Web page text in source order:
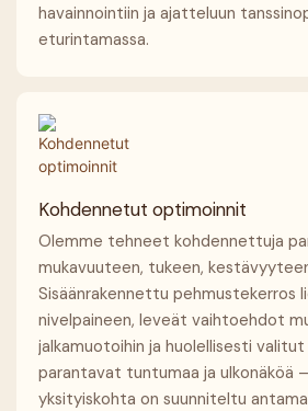
havainnointiin ja ajatteluun
eturintamassa.
Kohdennetut optimoinnit
Olemme tehneet kohdennettuja
mukavuuteen, tukeen,
Sisäänrakennettu pehmustekerros
nivelpaineen, leveät vaihtoehdot
jalkamuotoihin ja huolellisesti
parantavat tuntumaa ja ulkonäköä
yksityiskohta on suunniteltu